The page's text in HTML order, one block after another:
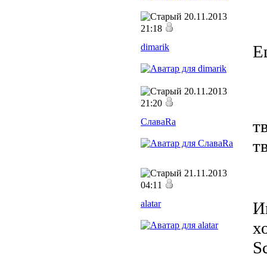
20.11.2013
21:18
dimarik
20.11.2013
21:20
СлаваRa
21.11.2013
04:11
alatar